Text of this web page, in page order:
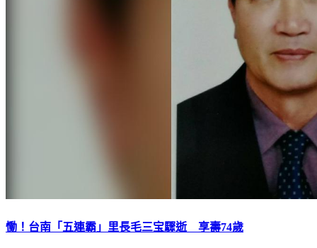
慟！台南「五連霸」里長毛三宝驟逝 享壽74歲